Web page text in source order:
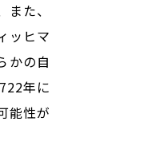
た、
ッヒマ
かの自
年に
能性が